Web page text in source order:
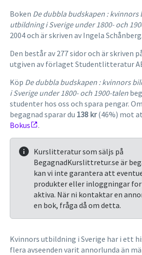
Boken De dubbla budskapen : kvinnors
utbildning i Sverige under 1800- och
2004 och är skriven av Ingela Schånberg.
Den består av 277 sidor och är skriven
utgiven av förlaget Studentlitteratur
Köp De dubbla budskapen : kvinnors
i Sverige under 1800- och 1900-talen
studenter hos oss och spara pengar.
begagnad sparar du 138 kr(46%) mot
Bokus
.
Kurslitteratur som säljs på
BegagnadKurslittretur.se är
kan vi inte garantera att
produkter eller inloggningar
aktiva. När ni kontaktar en
en bok, fråga då om detta.
Kvinnors utbildning i Sverige har i ett
flera avseenden varit annorlunda än